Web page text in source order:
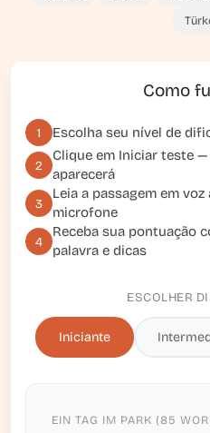
Como
1 Escolha seu nível de
2
Clique em Iniciar teste —
aparecerá
3
Leia a passagem em
microfone
4
Receba sua pontuação
palavra e dicas
ESCOLHER
Iniciante
EIN TAG IM PARK (85